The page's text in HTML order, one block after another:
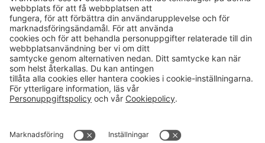
Karriär Verksamheter